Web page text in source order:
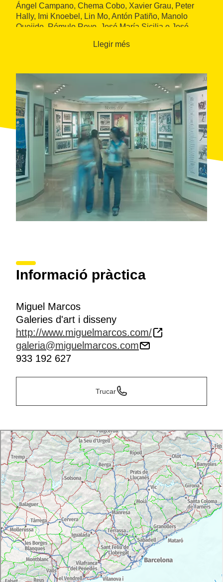
Ángel Campano, Chema Cobo, Xavier Grau, Peter
Hally, Imi Knoebel, Lin Mo, Antón Patiño, Manolo
Quejido, Rómulo Royo, José María Sicilia o José
Llegir més
Informació pràctica
Miguel Marcos
Galeries d'art i disseny
http://www.miguelmarcos.com/
galeria@miguelmarcos.com
933 192 627
Trucar